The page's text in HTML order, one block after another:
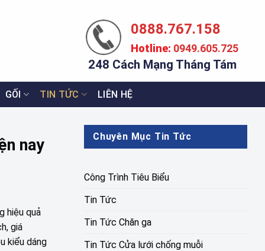
0888.767.158
Hotline: 0949.605.725
248 Cách Mạng Tháng Tám
GỐI TIN TỨC LIÊN HỆ
nay
hiệu quả
giá
kiểu dáng
Chuyên Mục Tin Tức
Công Trình Tiêu Biểu
Tin Tức
Tin Tức Chăn ga
Tin Tức Cửa lưới chống muỗi